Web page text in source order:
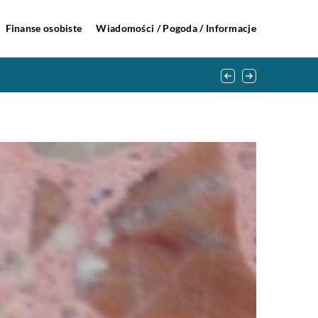
Finanse osobiste Wiadomości / Pogoda / Informacje